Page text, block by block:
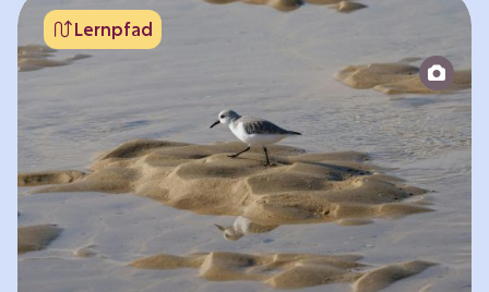
Bedeutung sensibilisiert und zum Handeln
angeregt werden. Deine Aufgabe wird es nun
sein, Daten zu nutzen, um deine Forderungen
zum Schutz der Meere zu formulieren. Im
Team sind wir besonders stark. Die…
Lernpfad